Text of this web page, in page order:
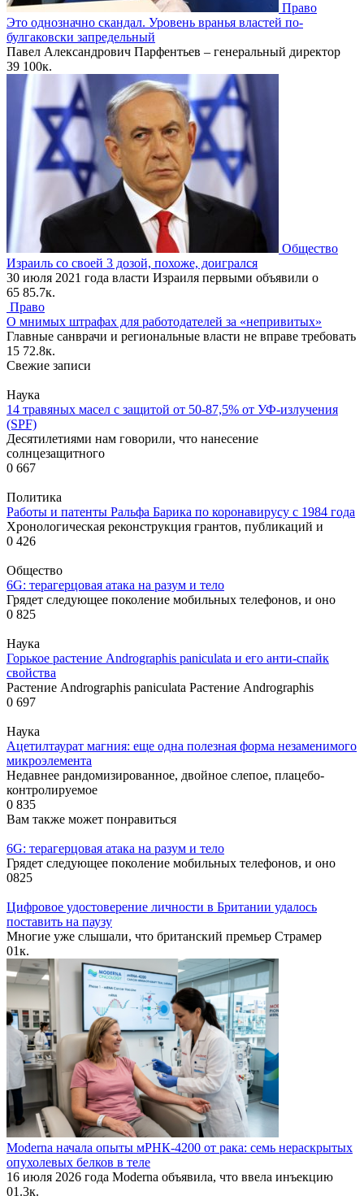
Право
Это однозначно скандал. Уровень вранья властей по-
булгаковски запредельный
Павел Александрович Парфентьев – генеральный директор
39 100к.
Общество
Израиль со своей 3 дозой, похоже, доигрался
30 июля 2021 года власти Израиля первыми объявили о
65 85.7к.
Право
О мнимых штрафах для работодателей за «непривитых»
Главные санврачи и региональные власти не вправе требовать
15 72.8к.
Свежие записи
Наука
14 травяных масел с защитой от 50-87,5% от УФ-излучения
(SPF)
Десятилетиями нам говорили, что нанесение
солнцезащитного
0 667
Политика
Работы и патенты Ральфа Барика по коронавирусу с 1984 года
Хронологическая реконструкция грантов, публикаций и
0 426
Общество
6G: терагерцовая атака на разум и тело
Грядет следующее поколение мобильных телефонов, и оно
0 825
Наука
Горькое растение Andrographis paniculata и его анти-спайк
свойства
Растение Andrographis paniculata Растение Andrographis
0 697
Наука
Ацетилтаурат магния: еще одна полезная форма незаменимого
микроэлемента
Недавнее рандомизированное, двойное слепое, плацебо-
контролируемое
0 835
Вам также может понравиться
6G: терагерцовая атака на разум и тело
Грядет следующее поколение мобильных телефонов, и оно
0825
Цифровое удостоверение личности в Британии удалось
поставить на паузу
Многие уже слышали, что британский премьер Страмер
01к.
Moderna начала опыты мРНК-4200 от рака: семь нераскрытых
опухолевых белков в теле
16 июля 2026 года Moderna объявила, что ввела инъекцию
01.3к.